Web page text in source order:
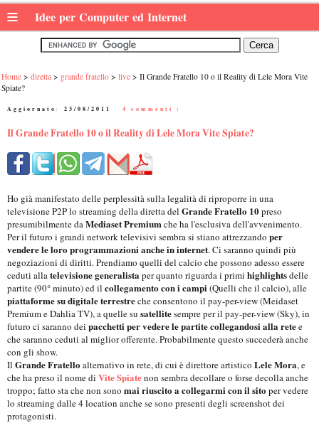
≡ Idee per Computer ed Internet
Home diretta grande fratello live
Il Grande Fratello 10 o il Reality di Lele Mora Vite
Spiate?
Aggiornato: 23/08/2011 4 commenti :
Il Grande Fratello 10 o il Reality di Lele Mora Vite Spiate?
Ho già manifestato delle perplessità sulla legalità di riproporre in una
televisione P2P lo streaming della diretta del Grande Fratello 10preso
presumibilmente daMediaset Premiumche ha l'esclusiva dell'avvenimento.
Per il futuro i grandi network televisivi sembra si stiano attrezzando per
vendere le loro programmazioni anche in internet. Ci saranno quindi più
negoziazioni di diritti. Prendiamo quelli del calcio che possono adesso essere
ceduti allatelevisione generalistaper quanto riguarda i primi highlightsdelle
partite (90° minuto) ed il collegamento con i campi(Quelli che il calcio), alle
piattaforme su digitale terrestreche consentono il pay-per-view (Meidaset
Premium e Dahlia TV), a quelle su satellitesempre per il pay-per-view (Sky), in
futuro ci saranno dei pacchetti per vedere le partite collegandosi alla retee
che saranno ceduti al miglior offerente. Probabilmente questo succederà anche
con gli show.
Il Grande Fratello alternativo in rete, di cui è direttore artistico Lele Mora, e
che ha preso il nome di Vite Spiatenon sembra decollare o forse decolla anche
troppo; fatto sta che non sono mai riuscito a collegarmi con il sito per vedere
lo streaming dalle 4 location anche se sono presenti degli screenshot dei
protagonisti.